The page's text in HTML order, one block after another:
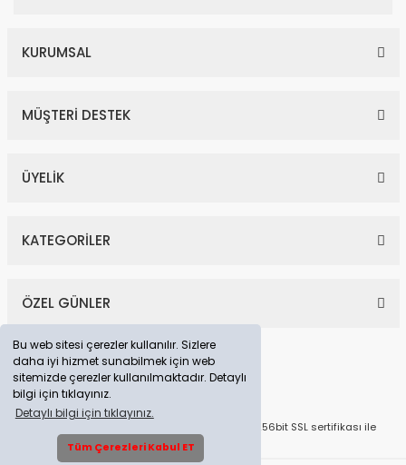
Bu web sitesi çerezler kullanılır. Sizlere
daha iyi hizmet sunabilmek için web
sitemizde çerezler kullanılmaktadır. Detaylı
bilgi için tıklayınız.
Detaylı bilgi için tıklayınız.
Tüm Çerezleri Kabul ET
Whatsapp Destek Hattı
KURUMSAL
MÜŞTERİ DESTEK
ÜYELİK
KATEGORİLER
ÖZEL GÜNLER
© Tüm Hakları Saklıdır. Kredi kartı bilgileriniz 256bit SSL sertifikası ile
korunmaktadır.